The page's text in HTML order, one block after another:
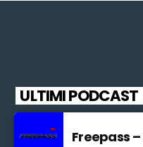
ULTIMI PODCAST
Freepass –